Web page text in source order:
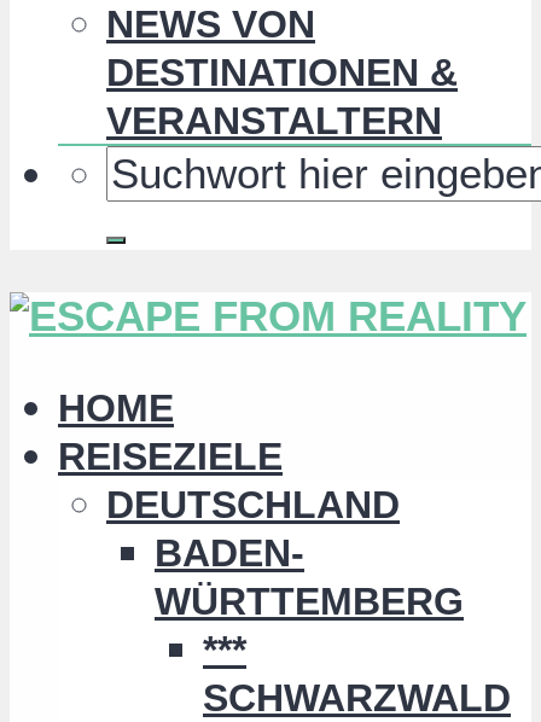
NEWS VON
DESTINATIONEN &
VERANSTALTERN
HOME
REISEZIELE
DEUTSCHLAND
BADEN-
WÜRTTEMBERG
***
SCHWARZWALD